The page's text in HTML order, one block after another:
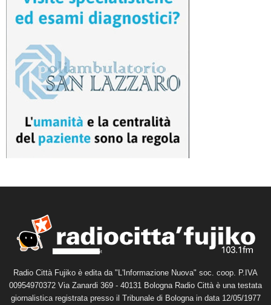
Radio Città Fujiko è edita da "L'Informazione Nuova" soc. coop. P.IVA
00954970372 Via Zanardi 369 - 40131 Bologna Radio Città è una testata
giornalistica registrata presso il Tribunale di Bologna in data 12/05/1977